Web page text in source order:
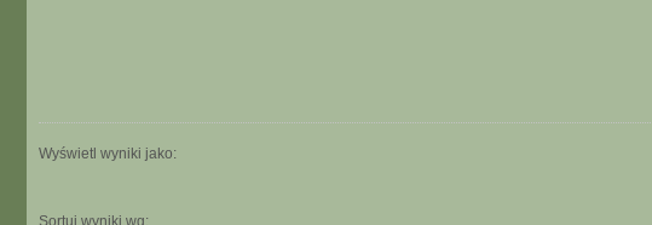
Wyświetl wyniki jako:
Sortuj wyniki wg: